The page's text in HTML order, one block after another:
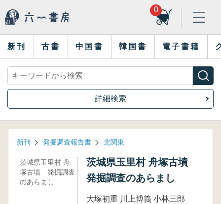
0
新刊 古書 中国書 韓国書 電子書籍
詳細検索
新刊 発掘調査報告書 北関東
茨城県玉里村 舟
塚古墳 発掘調査
のあらまし
茨城県玉里村 舟塚古墳
発掘調査のあらまし
大塚初重 川上博義 小林三郎